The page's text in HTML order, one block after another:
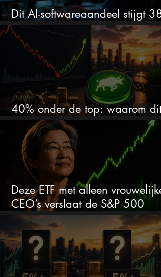
Dit AI-softwareaandeel stijgt
en zet de SaaS-crash op zijn
40% onder de top: waarom dit
aandeel weer interessant wordt
Deze ETF met alleen vrouwelijke
CEO’s verslaat de S&P 500
keihard